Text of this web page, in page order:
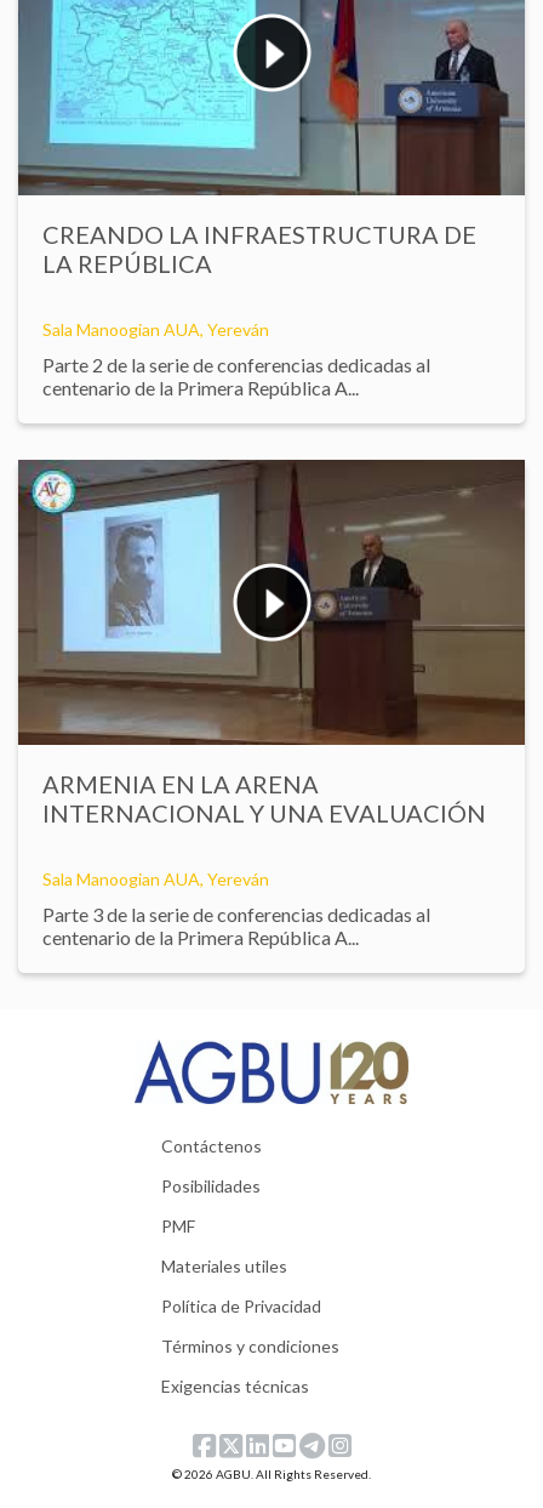
CREANDO LA INFRAESTRUCTURA DE
LA REPÚBLICA
Sala Manoogian AUA, Yereván
Parte 2 de la serie de conferencias dedicadas al
centenario de la Primera República A...
ARMENIA EN LA ARENA
INTERNACIONAL Y UNA EVALUACIÓN
Sala Manoogian AUA, Yereván
Parte 3 de la serie de conferencias dedicadas al
centenario de la Primera República A...
Contáctenos
Posibilidades
PMF
Materiales utiles
Política de Privacidad
Términos y condiciones
Exigencias técnicas
© 2026 AGBU. All Rights Reserved.